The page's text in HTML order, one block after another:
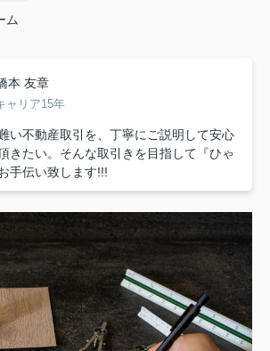
ム
本 友章
ャリア15年
い不動産取引を、丁寧にご説明して安心
きたい。そんな取引きを目指して『ひゃ
手伝い致します!!!